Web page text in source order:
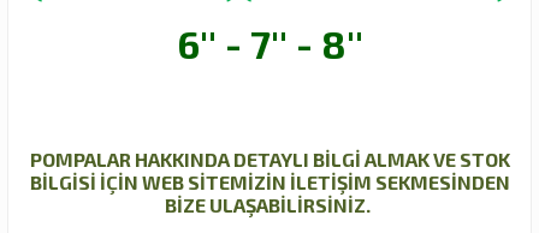
6'' - 7'' - 8''
POMPALAR HAKKINDA DETAYLI BİLGİ ALMAK VE STOK
BİLGİSİ İÇİN WEB SİTEMİZİN İLETİŞİM SEKMESİNDEN
BİZE ULAŞABİLİRSİNİZ.